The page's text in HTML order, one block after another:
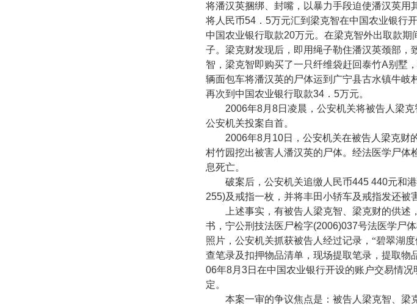
将潘汉英捆绑、封嘴，以暴力手段迫使潘汉英用
将人民币54 ． 5万元汇到梁克智在中国农业银行
中国农业银行取款20万元。在梁克智外出取款期
子。梁克财发现后，即用绳子勒住潘汉英颈部，
智，梁克智即购买了一只纤维袋赶回泰竹A别墅
辆面包车将潘汉英的尸体运到广宁县古水镇牛岐
再次到中国农业银行取款34 ． 5万元。
2006年8月 8日凌晨，公安机关将被告人梁
公安机关投案自首。
2006年8月 10日，公安机关在被告人梁克财
村竹园挖出被害人潘汉英的尸体。经法医学尸体
息死亡。
破案后，公安机关追缴人民币445 440元和
255)及戒指一枚，并将丰田小轿车及戒指发还被
上述事实，有被告人梁克智、梁克财的供述
书，宁公刑技法医尸检字(2006)037号法医学尸
照片，公安机关抓获被告人经过记录，“碧翠湖
查笔录及扣押物品清单，现场提取笔录，提取物
06年8月 3日在中国农业银行开设的账户交易情
定。
本案一审的争议焦点是：被告人梁克智、梁克